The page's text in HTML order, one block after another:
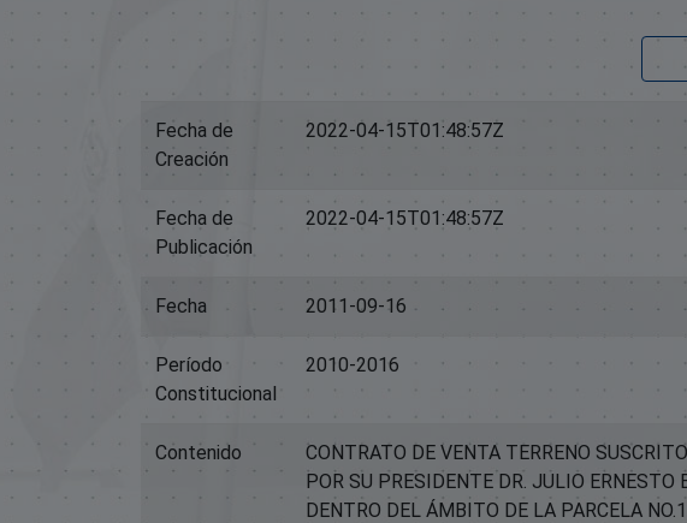
Fecha de
Creación
2022-04-15T01:48:57Z
Fecha de
Publicación
2022-04-15T01:48:57Z
Fecha 2011-09-16
Período
Constitucional
2010-2016
Contenido
CONTRATO DE VENTA TERRENO
POR SU PRESIDENTE DR. JULIO ERNESTO
DENTRO DEL ÁMBITO DE LA PARCELA